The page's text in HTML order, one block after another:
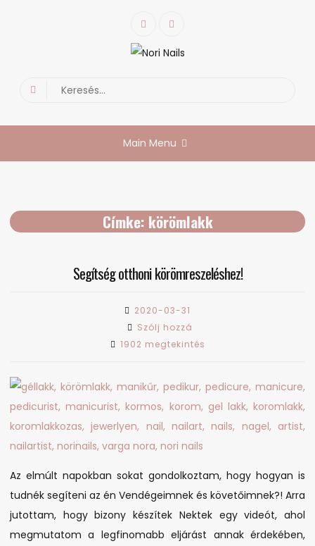
Facebook
Nori Nails
Search
Main Menu
Címke: körömlakk
Segítség otthoni körömreszeléshez!
2020-03-31
Szólj hozzá
Segítség
1902 megtekintés
Az elmúlt napokban sokat gondolkoztam, hogy hogyan is
tudnék segíteni az én Vendégeimnek és követőimnek?! Arra
jutottam, hogy bizony készítek Nektek egy videót, ahol
megmutatom a legfinomabb eljárást annak érdekében,